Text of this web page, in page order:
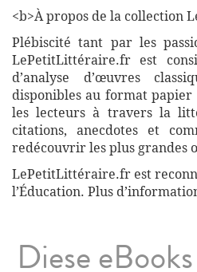
<b>À propos de la collection
Plébiscité tant par les
LePetitLittéraire.fr est
d’analyse d’œuvres
disponibles au format
les lecteurs à travers la
citations, anecdotes et
redécouvrir les plus grandes
LePetitLittéraire.fr est
l’Éducation. Plus
Diese